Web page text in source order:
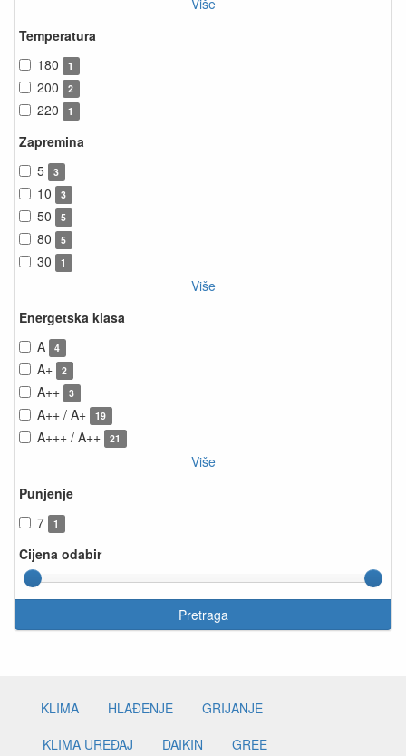
Više
Temperatura
180
1
200 2
220 1
Zapremina
5
3
10 3
50 5
80 5
30 1
Više
Energetska klasa
A
4
A+ 2
A++ 3
A++ / A+ 19
A+++ / A++ 21
Više
Punjenje
7
1
Cijena odabir
Pretraga
KLIMA HLAĐENJE
GRIJANJE
KLIMA UREĐAJ
DAIKIN
GREE